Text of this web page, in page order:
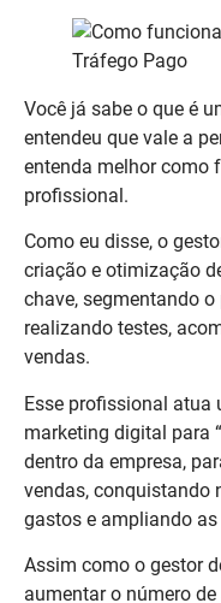
Você já sabe o que é
entendeu que vale a
entenda melhor como
profissional.
Como eu disse, o
criação e otimização
chave, segmentando
realizando testes,
vendas.
Esse profissional atua
marketing digital para
dentro da empresa,
vendas, conquistando
gastos e ampliando
Assim como o gestor
aumentar o número